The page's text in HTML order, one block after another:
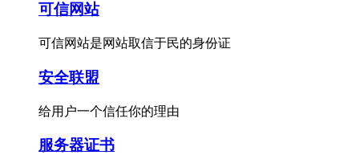
可信网站
可信网站是网站取信于民的身份证
安全联盟
给用户一个信任你的理由
服务器证书